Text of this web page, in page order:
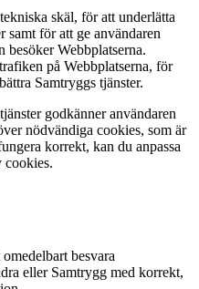
skäl, för att underlätta
samt för att ge användaren
besöker Webbplatserna.
på Webbplatserna, för
Samtryggs tjänster.
godkänner användaren
nödvändiga cookies, som är
korrekt, kan du anpassa
cookies.
besvara
eller Samtrygg med korrekt,